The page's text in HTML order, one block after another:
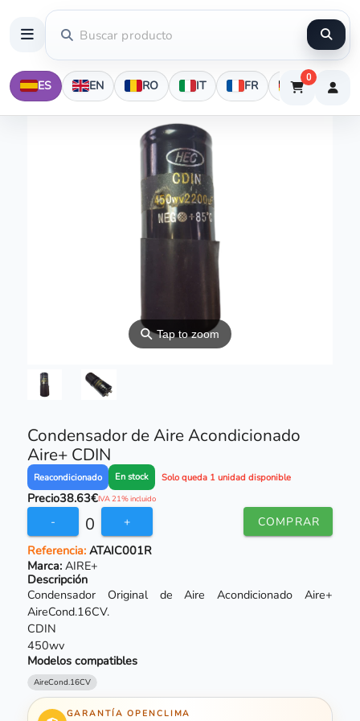
ES EN RO IT FR DE
0
⚲Tap to zoom
Condensador de Aire Acondicionado
Aire+ CDIN
Reacondicionado En stock Solo queda 1 unidad disponible
Precio38.63€IVA 21% incluido
- 0 + COMPRAR
Referencia:ATAIC001R
Marca: AIRE+
Descripción
Condensador Original de Aire Acondicionado Aire+
AireCond.16CV.
CDIN
450wv
Modelos compatibles
AireCond.16CV
GARANTÍA OPENCLIMA